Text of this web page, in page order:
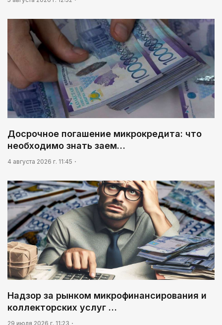
Досрочное погашение микрокредита: что
необходимо знать заем…
4 августа 2026 г. 11:45
Надзор за рынком микрофинансирования и
коллекторских услуг …
29 июля 2026 г. 11:23